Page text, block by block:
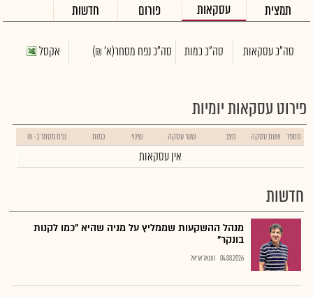
תמצית עסקאות פורום חדשות
סה"כ עסקאות סה"כ כמות סה"כ נפח מסחר(א' ₪) אקסל
פירוט עסקאות יומיות
מספר שעת עסקה מצב שער עסקה שינוי כמות נפח מסחר ב- ₪
אין עסקאות
חדשות
מנהל ההשקעות שממליץ על מניה שהיא "כמו לקנות
בונקר"
04.08.2026 נתנאל אריאל